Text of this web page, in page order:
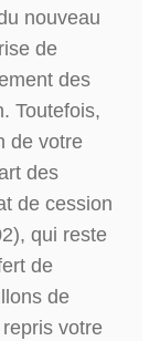
nouveau
de
des
Toutefois,
de votre
des
de cession
qui reste
de
de
votre